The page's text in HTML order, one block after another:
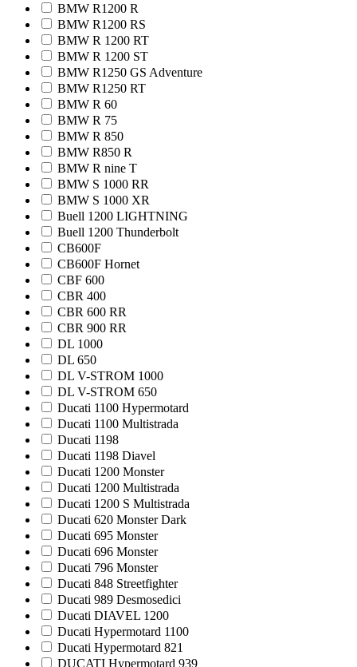
BMW R1200 R
BMW R1200 RS
BMW R 1200 RT
BMW R 1200 ST
BMW R1250 GS Adventure
BMW R1250 RT
BMW R 60
BMW R 75
BMW R 850
BMW R850 R
BMW R nine T
BMW S 1000 RR
BMW S 1000 XR
Buell 1200 LIGHTNING
Buell 1200 Thunderbolt
CB600F
CB600F Hornet
CBF 600
CBR 400
CBR 600 RR
CBR 900 RR
DL 1000
DL 650
DL V-STROM 1000
DL V-STROM 650
Ducati 1100 Hypermotard
Ducati 1100 Multistrada
Ducati 1198
Ducati 1198 Diavel
Ducati 1200 Monster
Ducati 1200 Multistrada
Ducati 1200 S Multistrada
Ducati 620 Monster Dark
Ducati 695 Monster
Ducati 696 Monster
Ducati 796 Monster
Ducati 848 Streetfighter
Ducati 989 Desmosedici
Ducati DIAVEL 1200
Ducati Hypermotard 1100
Ducati Hypermotard 821
DUCATI Hypermotard 939